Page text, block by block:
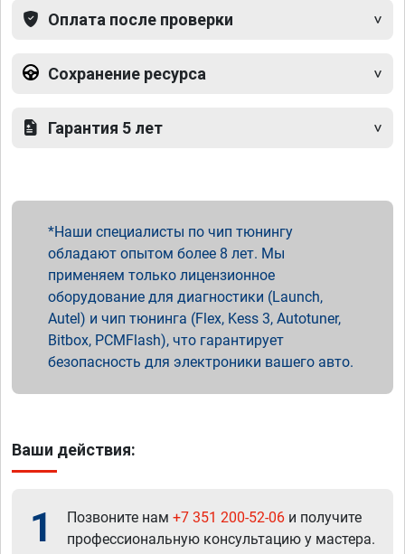
Оплата после проверки
Сохранение ресурса
Гарантия 5 лет
Наши специалисты по чип тюнингу
обладают опытом более 8 лет. Мы
применяем только лицензионное
оборудование для диагностики (Launch,
Autel) и чип тюнинга (Flex, Kess 3, Autotuner,
Bitbox, PCMFlash), что гарантирует
безопасность для электроники вашего авто.
Ваши действия:
1 Позвоните нам +7 351 200-52-06 и получите
профессиональную консультацию у мастера.